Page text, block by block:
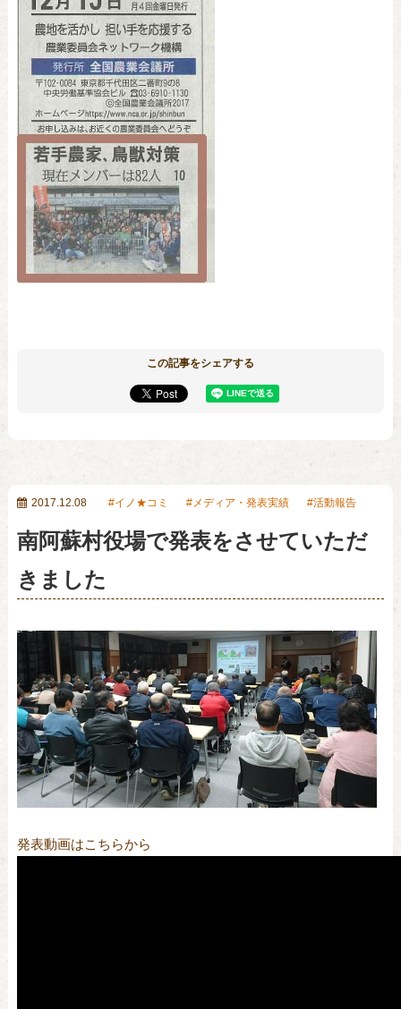
この記事をシェアする
2017.12.08 イノ★コミ メディア・発表実績 活動報告
南阿蘇村役場で発表をさせていただ
きました
発表動画はこちらから